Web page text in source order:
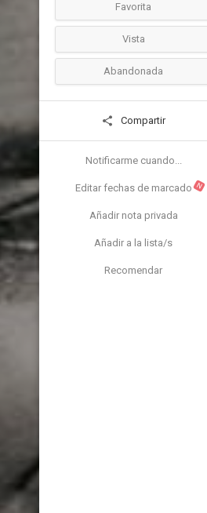
Favorita
Vista
Abandonada
Compartir
Notificarme cuando...
Editar fechas de marcado N
Añadir nota privada
Añadir a la lista/s
Recomendar